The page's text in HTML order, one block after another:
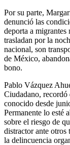
Por su parte,
denunció las
deporta a migrantes
trasladan por la
nacional, son
de México,
bono.
Pablo Vázquez
Ciudadano, recordó
conocido desde
Permanente lo esté
sobre el riesgo de
distractor ante otros
la delincuencia